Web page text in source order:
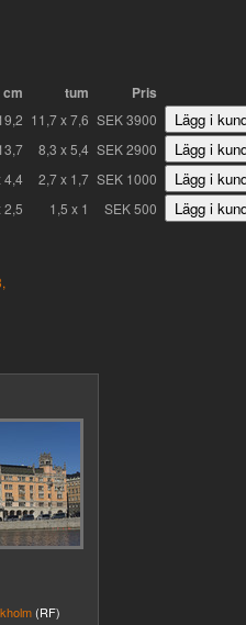
cm tum Pris
11,7 x 7,6 SEK 3900
8,3 x 5,4 SEK 2900
4,4 2,7 x 1,7 SEK 1000
2,5 1,5 x 1 SEK 500
(RF)